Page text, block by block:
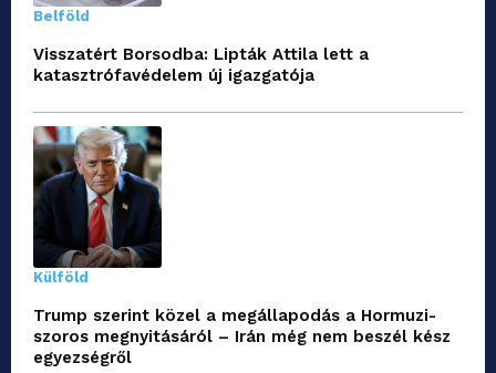
Belföld
Visszatért Borsodba: Lipták Attila lett a
katasztrófavédelem új igazgatója
Külföld
Trump szerint közel a megállapodás a Hormuzi-
szoros megnyitásáról – Irán még nem beszél kész
egyezségről